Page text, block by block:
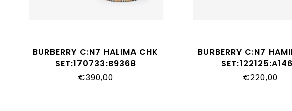
BURBERRY C:N7 HALIMA CHK
SET:170733:B9368
€390,00
BURBERRY C:N7
€220,00